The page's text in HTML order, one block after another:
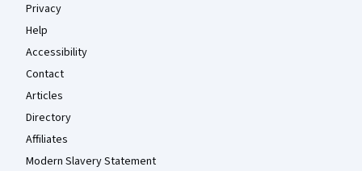
Privacy
Help
Accessibility
Contact
Articles
Directory
Affiliates
Modern Slavery Statement